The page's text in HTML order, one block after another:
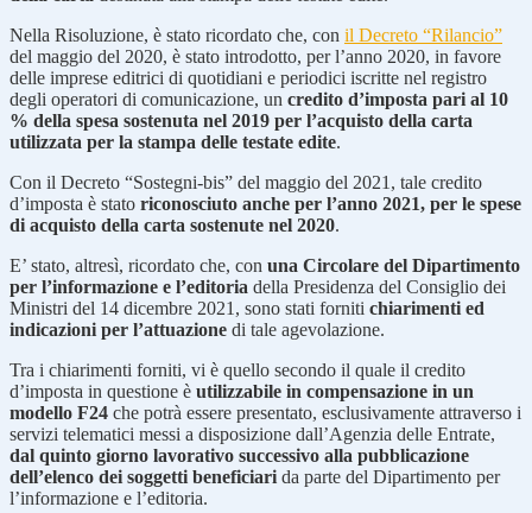
Nella Risoluzione, è stato ricordato che, con il Decreto “Rilancio”
del maggio del 2020, è stato introdotto, per l’anno 2020, in favore
delle imprese editrici di quotidiani e periodici iscritte nel registro
degli operatori di comunicazione, un credito d’imposta pari al 10
% della spesa sostenuta nel 2019 per l’acquisto della carta
utilizzata per la stampa delle testate edite.
Con il Decreto “Sostegni-bis” del maggio del 2021, tale credito
d’imposta è stato riconosciuto anche per l’anno 2021, per le spese
di acquisto della carta sostenute nel 2020.
E’ stato, altresì, ricordato che, con una Circolare del Dipartimento
per l’informazione e l’editoria della Presidenza del Consiglio dei
Ministri del 14 dicembre 2021, sono stati forniti chiarimenti ed
indicazioni per l’attuazione di tale agevolazione.
Tra i chiarimenti forniti, vi è quello secondo il quale il credito
d’imposta in questione è utilizzabile in compensazione in un
modello F24 che potrà essere presentato, esclusivamente attraverso i
servizi telematici messi a disposizione dall’Agenzia delle Entrate,
dal quinto giorno lavorativo successivo alla pubblicazione
dell’elenco dei soggetti beneficiari da parte del Dipartimento per
l’informazione e l’editoria.